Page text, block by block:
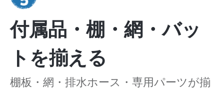
付属品・棚・網・バッ
トを揃える
棚板・網・排水ホース・専用パーツが揃